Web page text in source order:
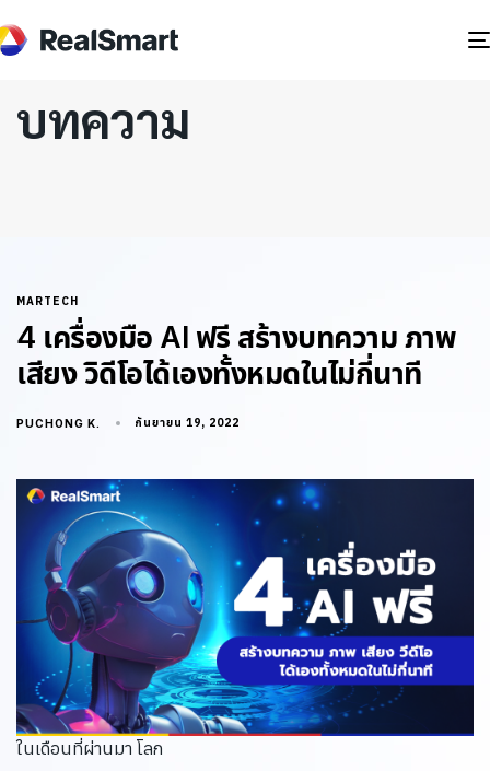
บทความ
MARTECH
4 เครื่องมือ AI ฟรี สร้างบทความ ภาพ
เสียง วิดีโอได้เองทั้งหมดในไม่กี่นาที
PUCHONG K. กันยายน 19, 2022
ในเดือนที่ผ่านมา โลก